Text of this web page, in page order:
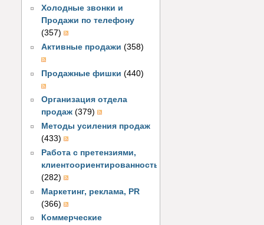
Холодные звонки и
Продажи по телефону
(357)
Активные продажи (358)
Продажные фишки (440)
Организация отдела
продаж (379)
Методы усиления продаж
(433)
Работа с претензиями,
клиентоориентированность
(282)
Маркетинг, реклама, PR
(366)
Коммерческие